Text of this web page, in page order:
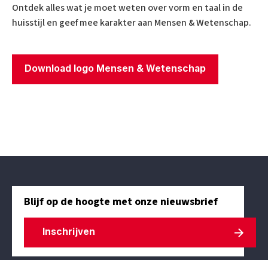
Ontdek alles wat je moet weten over vorm en taal in de
huisstijl en geef mee karakter aan Mensen & Wetenschap.
Download logo Mensen & Wetenschap
Blijf op de hoogte met onze nieuwsbrief
Inschrijven